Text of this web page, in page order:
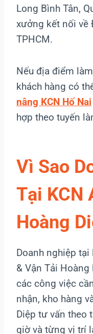
Long Bình Tân,
xưởng kết nối về
TPHCM.
Nếu địa điểm
khách hàng có
nâng KCN Hố Nai
hợp theo tuyến
Vì Sao
Tại KCN
Hoàng
Doanh nghiệp
& Vận Tải
các công việc
nhận, kho hàng
Diệp tư vấn theo
giờ và từng vị trí